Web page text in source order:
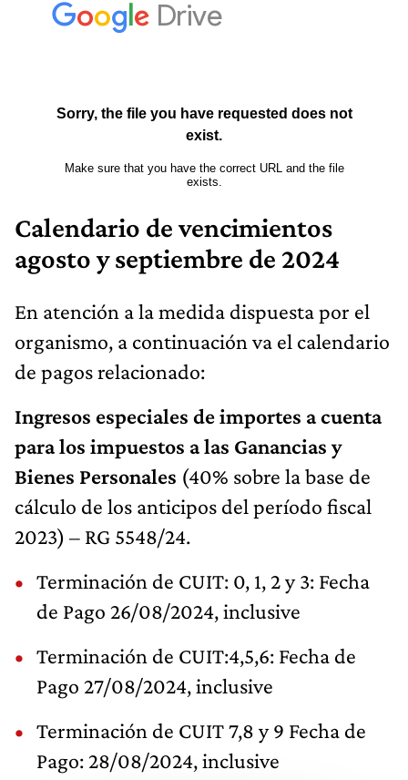
Calendario de vencimientos
agosto y septiembre de 2024
En atención a la medida dispuesta por el
organismo, a continuación va el calendario
de pagos relacionado:
Ingresos especiales de importes a cuenta
para los impuestos a las Ganancias y
Bienes Personales (40% sobre la base de
cálculo de los anticipos del período fiscal
2023) – RG 5548/24.
Terminación de CUIT: 0, 1, 2 y 3: Fecha
de Pago 26/08/2024, inclusive
Terminación de CUIT:4,5,6: Fecha de
Pago 27/08/2024, inclusive
Terminación de CUIT 7,8 y 9 Fecha de
Pago: 28/08/2024, inclusive